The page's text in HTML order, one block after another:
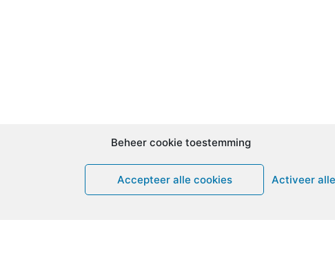
Beheer cookie toestemming
Accepteer alle cookies Activeer